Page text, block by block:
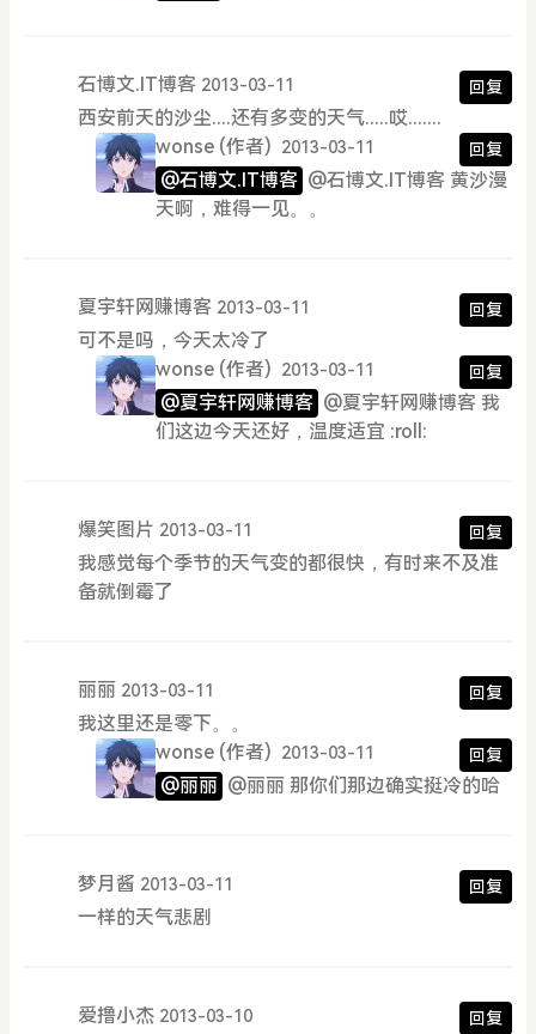
石博文.IT博客 2013-03-11 回复
西安前天的沙尘....还有多变的天气.....哎.......
wonse (作者) 2013-03-11 回复
@石博文.IT博客 @石博文.IT博客 黄沙漫
天啊，难得一见。。
夏宇轩网赚博客 2013-03-11 回复
可不是吗，今天太冷了
wonse (作者) 2013-03-11 回复
@夏宇轩网赚博客 @夏宇轩网赚博客 我
们这边今天还好，温度适宜 :roll:
爆笑图片 2013-03-11 回复
我感觉每个季节的天气变的都很快，有时来不及准
备就倒霉了
丽丽 2013-03-11 回复
我这里还是零下。。
wonse (作者) 2013-03-11 回复
@丽丽 @丽丽 那你们那边确实挺冷的哈
梦月酱 2013-03-11 回复
一样的天气悲剧
爱撸小杰 2013-03-10 回复